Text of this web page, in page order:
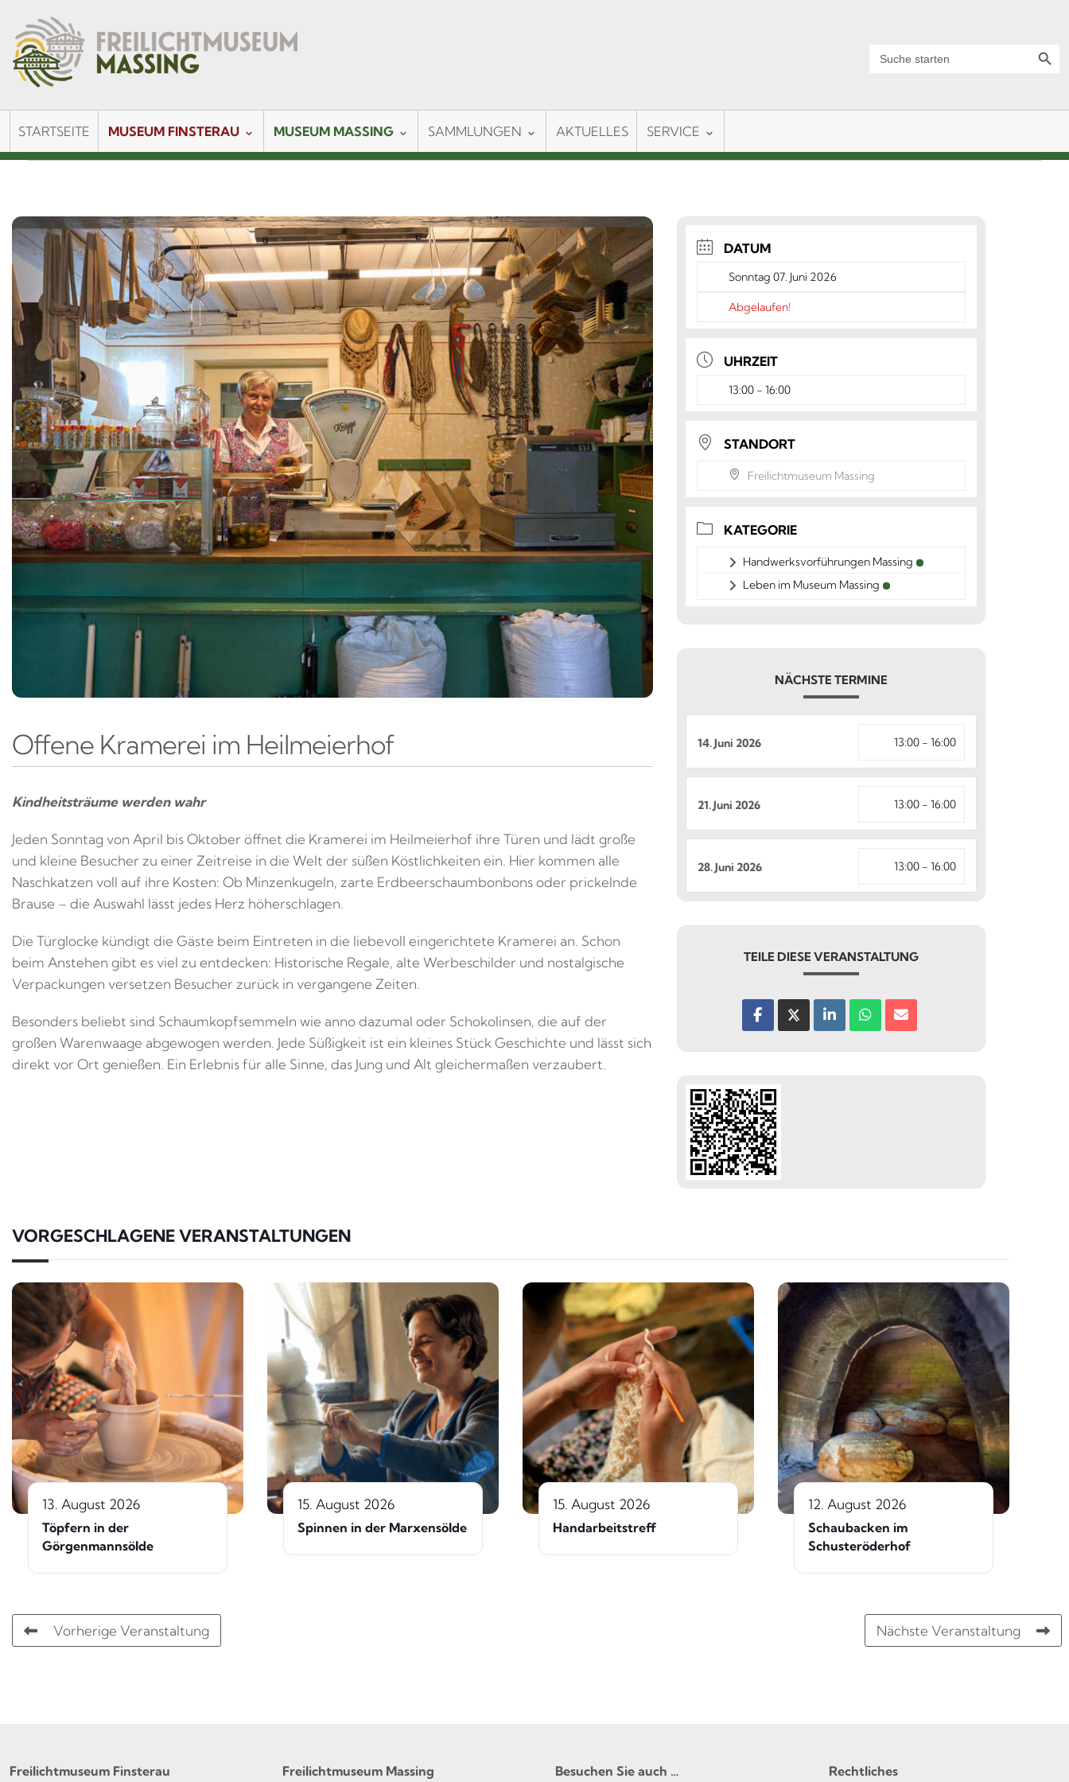
for:
STARTSEITE MUSEUM FINSTERAU MUSEUM MASSING SAMMLUNGEN AKTUELLES SERVICE
Offene Kramerei im Heilmeierhof
Kindheitsträume werden wahr
Jeden Sonntag von April bis Oktober öffnet die Kramerei im Heilmeierhof ihre Türen und lädt große
und kleine Besucher zu einer Zeitreise in die Welt der süßen Köstlichkeiten ein. Hier kommen alle
Naschkatzen voll auf ihre Kosten: Ob Minzenkugeln, zarte Erdbeerschaumbonbons oder prickelnde
Brause – die Auswahl lässt jedes Herz höherschlagen.
Die Türglocke kündigt die Gäste beim Eintreten in die liebevoll eingerichtete Kramerei an. Schon
beim Anstehen gibt es viel zu entdecken: Historische Regale, alte Werbeschilder und nostalgische
Verpackungen versetzen Besucher zurück in vergangene Zeiten.
Besonders beliebt sind Schaumkopfsemmeln wie anno dazumal oder Schokolinsen, die auf der
großen Warenwaage abgewogen werden. Jede Süßigkeit ist ein kleines Stück Geschichte und lässt sich
direkt vor Ort genießen. Ein Erlebnis für alle Sinne, das Jung und Alt gleichermaßen verzaubert.
DATUM
Sonntag 07. Juni 2026
Abgelaufen!
UHRZEIT
13:00 - 16:00
STANDORT
Freilichtmuseum Massing
KATEGORIE
Handwerksvorführungen Massing
Leben im Museum Massing
NÄCHSTE TERMINE
14. Juni 2026 13:00 - 16:00
21. Juni 2026 13:00 - 16:00
28. Juni 2026 13:00 - 16:00
TEILE DIESE VERANSTALTUNG
VORGESCHLAGENE VERANSTALTUNGEN
13. August 2026
Töpfern in der
Görgenmannsölde
15. August 2026
Spinnen in der Marxensölde
15. August 2026
Handarbeitstreff
12. August 2026
Schaubacken im
Schusteröderhof
Vorherige Veranstaltung Nächste Veranstaltung
Freilichtmuseum Finsterau Freilichtmuseum Massing Besuchen Sie auch … Rechtliches